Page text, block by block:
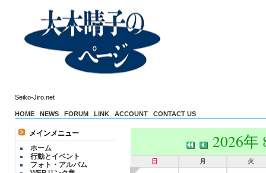
Seiko-Jiro.net
HOME NEWS FORUM LINK ACCOUNT CONTACT US
メインメニュー
ホーム
行動とイベント
フォト・アルバム
2026年
日 月 火